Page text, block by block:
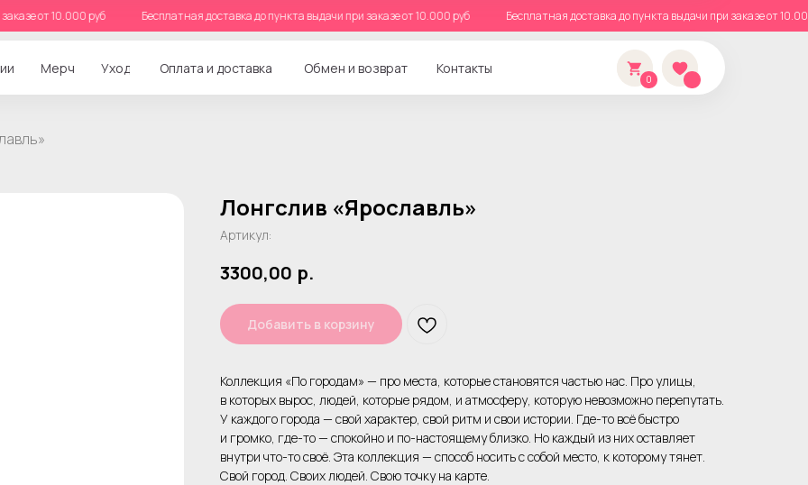
заказе от 10.000 руб Бесплатная доставка до пункта выдачи при заказе от 10.000 руб Бесплатная доставка до пункта выдачи при заказе от
Оплата и доставка Обмен и возврат Контакты
0
Мерч Уход
Лонгслив «Ярославль»
Артикул:
3300,00 р.
Добавить в корзину
Коллекция «По городам» — про места, которые становятся частью нас. Про улицы,
в которых вырос, людей, которые рядом, и атмосферу, которую невозможно перепутать.
У каждого города — свой характер, свой ритм и свои истории. Где-то всё быстро
и громко, где-то — спокойно и по-настоящему близко. Но каждый из них оставляет
внутри что-то своё. Эта коллекция — способ носить с собой место, к которому тянет.
Свой город. Своих людей. Свою точку на карте.